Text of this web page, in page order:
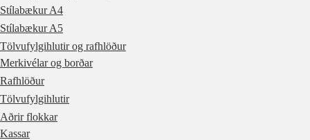
Stílabækur A4
Stílabækur A5
Tölvufylgihlutir og rafhlöður
Merkivélar og borðar
Rafhlöður
Tölvufylgihlutir
Aðrir flokkar
Kassar